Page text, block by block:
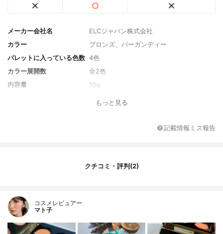
メーカー会社名
ELCジャパン株式会社
カラー
ブロンズ、バーガンディー
パレットに入っている色数 4色
カラー展開数
全2色
内容量
10g
もっと見る
記載情報ミス報告
クチコミ・評判(2)
コスメレビュアー
マト子